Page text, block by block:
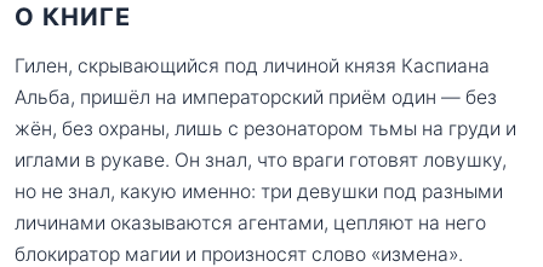
О КНИГЕ
Гилен, скрывающийся под личиной князя Каспиана
Альба, пришёл на императорский приём один — без
жён, без охраны, лишь с резонатором тьмы на груди и
иглами в рукаве. Он знал, что враги готовят ловушку,
но не знал, какую именно: три девушки под разными
личинами оказываются агентами, цепляют на него
блокиратор магии и произносят слово «измена».